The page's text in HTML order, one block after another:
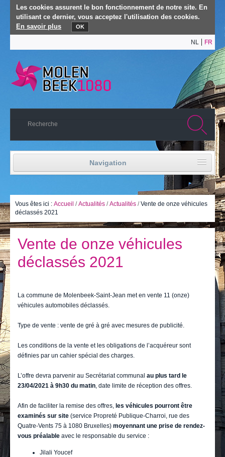
Les cookies assurent le bon fonctionnement de notre site. En
utilisant ce dernier, vous acceptez l'utilisation des cookies.
En savoir plus
OK
NL FR
Navigation
Vie politique
Je vis
Je visite
Publications
E-guichet / Prendre RDV
Actualités
Vous êtes ici : Accueil /Actualités /Actualités /Vente de onze véhicules
déclassés 2021
Vente de onze véhicules
déclassés 2021
La commune de Molenbeek-Saint-Jean met en vente 11 (onze)
véhicules automobiles déclassés.
Type de vente : vente de gré à gré avec mesures de publicité.
Les conditions de la vente et les obligations de l’acquéreur sont
définies par un cahier spécial des charges.
L’offre devra parvenir au Secrétariat communal au plus tard le
23/04/2021 à 9h30 du matin, date limite de réception des offres.
Afin de faciliter la remise des offres, les véhicules pourront être
examinés sur site (service Propreté Publique-Charroi, rue des
Quatre-Vents 75 à 1080 Bruxelles) moyennant une prise de rendez-
vous préalable avec le responsable du service :
Jilali Youcef